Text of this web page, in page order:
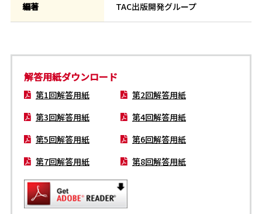
編著 TAC出版開発グループ
解答用紙ダウンロード
第1回解答用紙
第2回解答用紙
第3回解答用紙
第4回解答用紙
第5回解答用紙
第6回解答用紙
第7回解答用紙
第8回解答用紙